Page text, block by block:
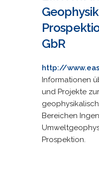
GbR
http://
Informationen
und Projekte
Bereichen
Prospektion.